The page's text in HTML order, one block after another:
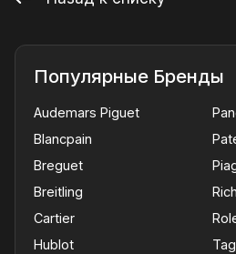
Популярные Бренды
Audemars Piguet
Blancpain
Breguet
Breitling
Cartier
Hublot